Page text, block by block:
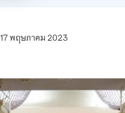
17 พฤษภาคม 2023